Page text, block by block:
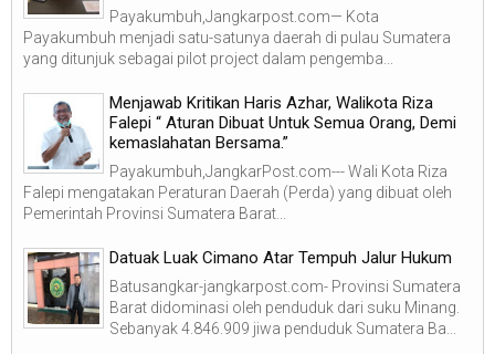
Payakumbuh,Jangkarpost.com— Kota
Payakumbuh menjadi satu-satunya daerah di pulau Sumatera
yang ditunjuk sebagai pilot project dalam pengemba...
Menjawab Kritikan Haris Azhar, Walikota Riza
Falepi “ Aturan Dibuat Untuk Semua Orang, Demi
kemaslahatan Bersama.”
Payakumbuh,JangkarPost.com--- Wali Kota Riza
Falepi mengatakan Peraturan Daerah (Perda) yang dibuat oleh
Pemerintah Provinsi Sumatera Barat...
Datuak Luak Cimano Atar Tempuh Jalur Hukum
Batusangkar-jangkarpost.com- Provinsi Sumatera
Barat didominasi oleh penduduk dari suku Minang.
Sebanyak 4.846.909 jiwa penduduk Sumatera Ba...